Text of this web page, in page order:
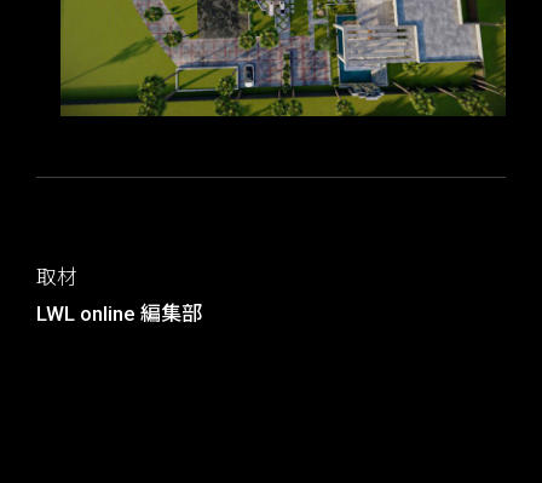
取材
LWL online 編集部